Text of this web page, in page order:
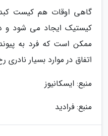
گاهی اوقات هم کیست
کیستیک ایجاد می شود و
ممکن است که فرد به
اتفاق در موارد بسیار
منبع: ایسکانیوز
منبع: فرادید